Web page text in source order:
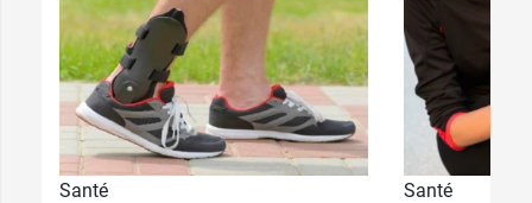
12,99 €
12,99 €
Santé
Santé